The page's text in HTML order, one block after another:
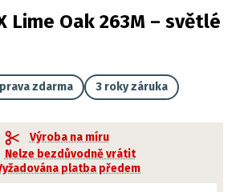
Lime Oak 263M – světlé
zdarma 3 roky záruka
Výroba na míru
Nelze bezdůvodně vrátit
platba předem